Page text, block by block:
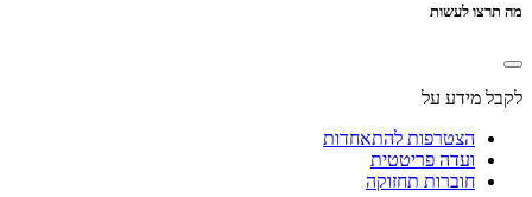
מה תרצו לעשות
לקבל מידע על
הצטרפות להתאחדות
ועדה פריטטית
חוברות תחזוקה